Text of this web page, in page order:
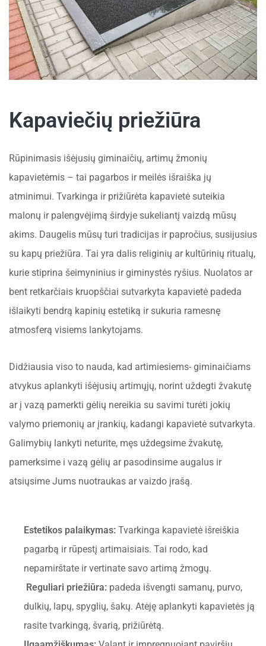
Kapaviečių priežiūra
Rūpinimasis išėjusių giminaičių, artimų žmonių
kapavietėmis – tai pagarbos ir meilės išraiška jų
atminimui. Tvarkinga ir prižiūrėta kapavietė suteikia
malonų ir palengvėjimą širdyje sukeliantį vaizdą mūsų
akims. Daugelis mūsų turi tradicijas ir papročius, susijusius
su kapų priežiūra. Tai yra dalis religinių ar kultūrinių ritualų,
kurie stiprina šeimyninius ir giminystės ryšius. Nuolatos ar
bent retkarčiais kruopščiai sutvarkyta kapavietė padeda
išlaikyti bendrą kapinių estetiką ir sukuria ramesnę
atmosferą visiems lankytojams.
Didžiausia viso to nauda, kad artimiesiems- giminaičiams
atvykus aplankyti išėjusių artimųjų, norint uždegti žvakutę
ar į vazą pamerkti gėlių nereikia su savimi turėti jokių
valymo priemonių ar įrankių, kadangi kapavietė sutvarkyta.
Galimybių lankyti neturite, męs uždegsime žvakutę,
pamerksime i vazą gėlių ar pasodinsime augalus ir
atsiųsime Jums nuotraukas ar vaizdo įrašą.
Estetikos palaikymas: Tvarkinga kapavietė išreiškia
pagarbą ir rūpestį artimaisiais. Tai rodo, kad
nepamirštate ir vertinate savo artimą žmogų.
Reguliari priežiūra: padeda išvengti samanų, purvo,
dulkių, lapų, spyglių, šakų. Atėję aplankyti kapavietės ją
rasite tvarkingą, švarią, prižiūrėtą.